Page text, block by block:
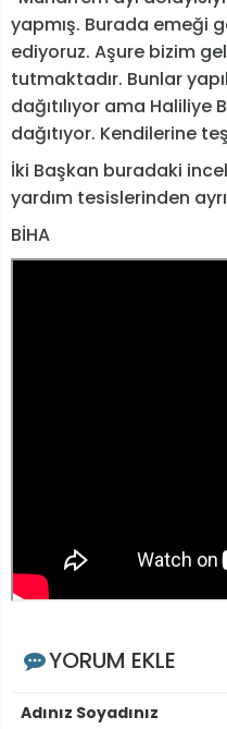
yapmış. Burada emeği
ediyoruz. Aşure bizim
tutmaktadır. Bunlar
dağıtılıyor ama
dağıtıyor. Kendilerine
İki Başkan buradaki
yardım tesislerinden
BİHA
YORUM EKLE
Adınız Soyadınız